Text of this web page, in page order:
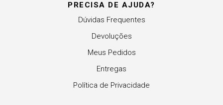
PRECISA DE AJUDA?
Dúvidas Frequentes
Devoluções
Meus Pedidos
Entregas
Política de Privacidade